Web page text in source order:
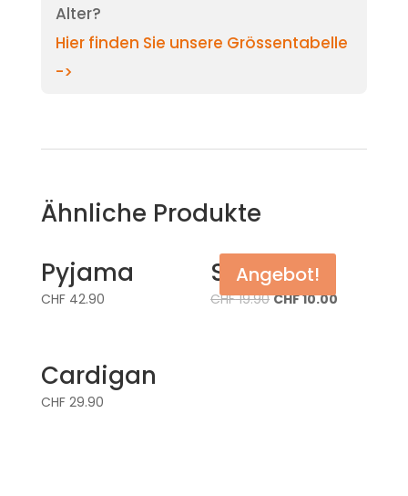
Alter?
Hier finden Sie unsere Grössentabelle
->
Ähnliche Produkte
Pyjama
CHF42.90
Angebot!
Shirt
CHF19.90 CHF10.00
Cardigan
CHF29.90